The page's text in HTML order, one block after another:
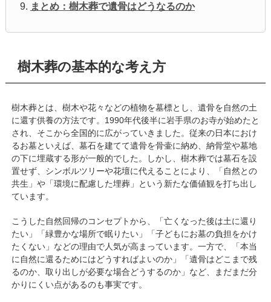
まとめ：樹木葬で遺骨はどうなるのか
樹木葬の基本的な考え方
樹木葬とは、樹木や花々などの植物を墓標とし、遺骨を自然の土
に還す供養の方法です。1990年代後半に岩手県のお寺が始めたと
され、そこから全国的に広がっていきました。従来の日本におけ
るお墓といえば、墓石を建てて遺骨を骨壷に納め、納骨堂や墓地
の下に埋蔵する形が一般的でした。しかし、樹木葬では墓石を設
置せず、シンボルツリーや花壇に代えることにより、「自然との
共生」や「環境に配慮した埋葬」という新たな価値観を打ち出し
ています。
こうした自然回帰のコンセプトから、「亡くなった後は土に還り
たい」「緑豊かな場所で眠りたい」「子どもにお墓の負担をかけ
たくない」などの理由で人気が高まっています。一方で、「本当
に自然に還るためにはどうすればよいのか」「遺骨はどこまで残
るのか、取り出しが必要な場合どうするのか」など、まだまだ分
かりにくい点があるのも事実です。